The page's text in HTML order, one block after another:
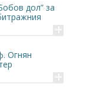
дол” за
+
Огнян
+